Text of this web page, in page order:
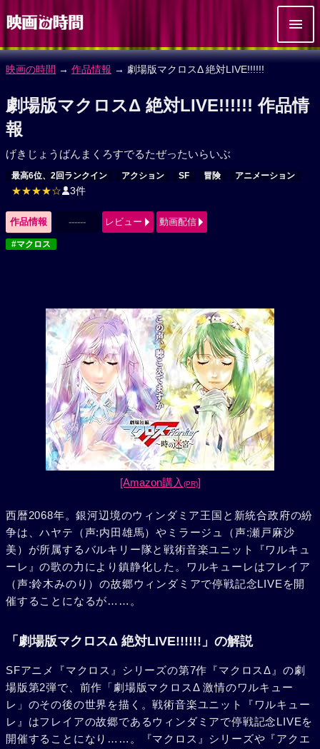
映画の時間 → 作品情報 → 劇場版マクロスΔ 絶対LIVE!!!!!!
劇場版マクロスΔ 絶対LIVE!!!!!! 作品情
報
げきじょうばんまくろすでるたぜったいらいぶ
最高6位、2回ランクイン アクション SF 冒険 アニメーション
★★★★☆ 3件
作品情報 ------ レビュー 動画配信
#マクロス
[Amazon購入 (PR)]
西暦2068年。銀河辺境のウィンダミア王国と新統合政府の紛
争は、ハヤテ（声:内田雄馬）やミラージュ（声:瀬戸麻沙
美）が所属するバルキリー隊と戦術音楽ユニット『ワルキュ
ーレ』の歌の力により鎮静化した。ワルキューレはフレイア
（声:鈴木みのり）の故郷ウィンダミアで停戦記念LIVEを開
催することになるが……。
「劇場版マクロスΔ 絶対LIVE!!!!!!」の解説
SFアニメ『マクロス』シリーズの第7作『マクロスΔ』の劇
場版第2弾で、前作「劇場版マクロスΔ 激情のワルキュー
レ」のその後の世界を描く。戦術音楽ユニット『ワルキュー
レ』はフレイアの故郷であるウィンダミアで停戦記念LIVEを
開催することになり……。『マクロス』シリーズや『アクエ